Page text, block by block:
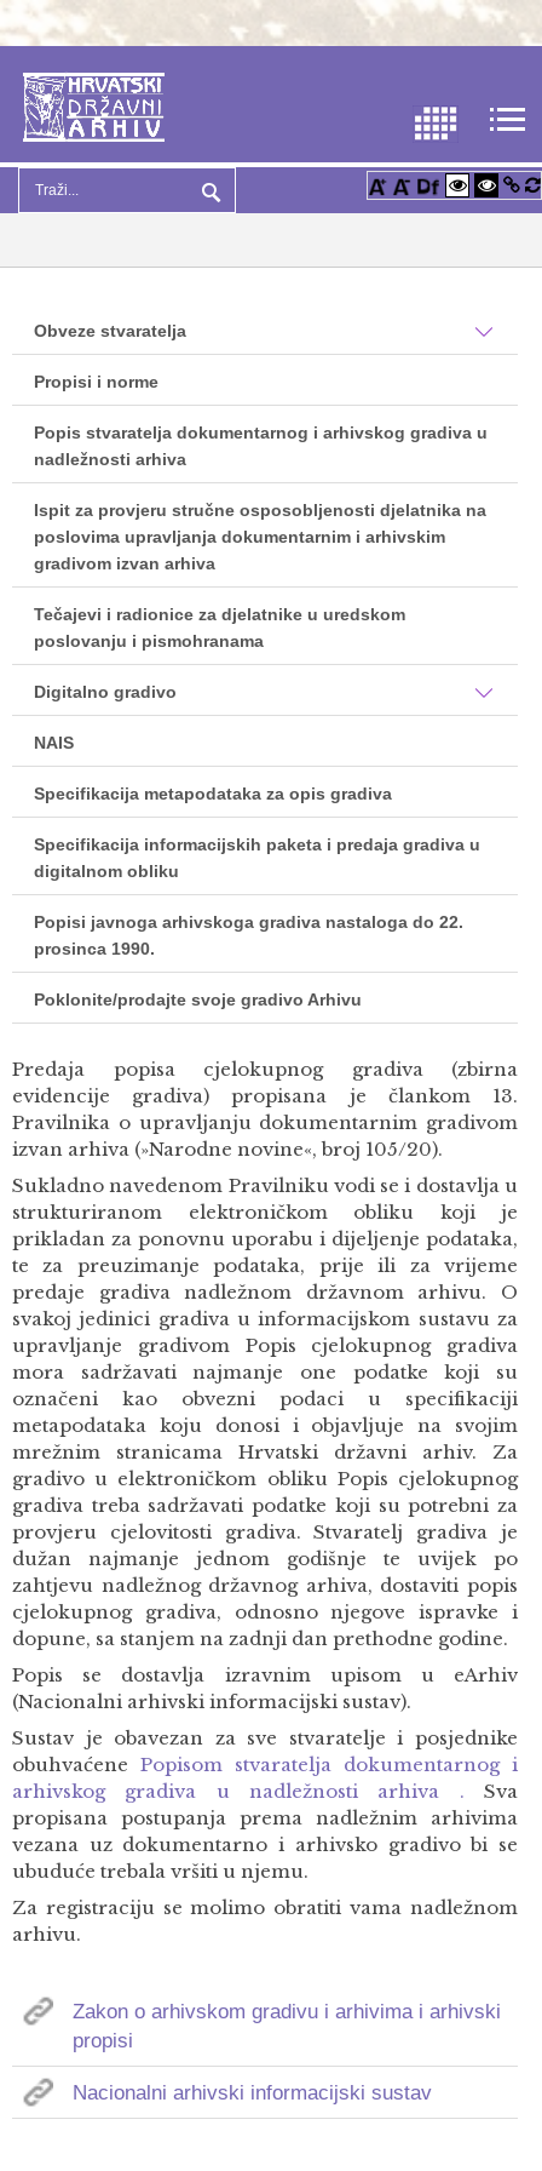
Obveze stvaratelja
Propisi i norme
Popis stvaratelja dokumentarnog i arhivskog gradiva u
nadležnosti arhiva
Ispit za provjeru stručne osposobljenosti djelatnika na
poslovima upravljanja dokumentarnim i arhivskim
gradivom izvan arhiva
Tečajevi i radionice za djelatnike u uredskom
poslovanju i pismohranama
Digitalno gradivo
NAIS
Specifikacija metapodataka za opis gradiva
Specifikacija informacijskih paketa i predaja gradiva u
digitalnom obliku
Popisi javnoga arhivskoga gradiva nastaloga do 22.
prosinca 1990.
Poklonite/prodajte svoje gradivo Arhivu
Predaja popisa cjelokupnog gradiva (zbirna
evidencije gradiva) propisana je člankom 13.
Pravilnika o upravljanju dokumentarnim gradivom
izvan arhiva (»Narodne novine«, broj 105/20).
Sukladno navedenom Pravilniku vodi se i dostavlja u
strukturiranom elektroničkom obliku koji je
prikladan za ponovnu uporabu i dijeljenje podataka,
te za preuzimanje podataka, prije ili za vrijeme
predaje gradiva nadležnom državnom arhivu. O
svakoj jedinici gradiva u informacijskom sustavu za
upravljanje gradivom Popis cjelokupnog gradiva
mora sadržavati najmanje one podatke koji su
označeni kao obvezni podaci u specifikaciji
metapodataka koju donosi i objavljuje na svojim
mrežnim stranicama Hrvatski državni arhiv. Za
gradivo u elektroničkom obliku Popis cjelokupnog
gradiva treba sadržavati podatke koji su potrebni za
provjeru cjelovitosti gradiva. Stvaratelj gradiva je
dužan najmanje jednom godišnje te uvijek po
zahtjevu nadležnog državnog arhiva, dostaviti popis
cjelokupnog gradiva, odnosno njegove ispravke i
dopune, sa stanjem na zadnji dan prethodne godine.
Popis se dostavlja izravnim upisom u eArhiv
(Nacionalni arhivski informacijski sustav).
Sustav je obavezan za sve stvaratelje i posjednike
obuhvaćene Popisom stvaratelja dokumentarnog i
arhivskog gradiva u nadležnosti arhiva . Sva
propisana postupanja prema nadležnim arhivima
vezana uz dokumentarno i arhivsko gradivo bi se
ubuduće trebala vršiti u njemu.
Za registraciju se molimo obratiti vama nadležnom
arhivu.
Zakon o arhivskom gradivu i arhivima i arhivski
propisi
Nacionalni arhivski informacijski sustav